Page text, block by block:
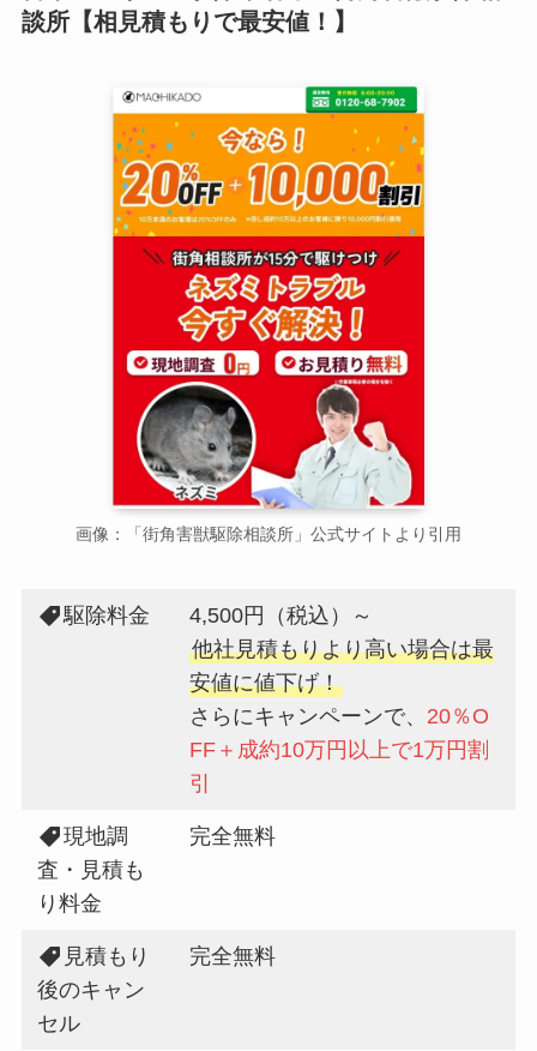
談所【相見積もりで最安値！】
画像：「街角害獣駆除相談所」公式サイトより引用
駆除料金
4,500円（税込）～
他社見積もりより高い場合は最
安値に値下げ！
さらにキャンペーンで、 20％O
FF＋成約10万円以上で1万円割
引
現地調
査・見積も
り料金
完全無料
見積もり
後のキャン
セル
完全無料